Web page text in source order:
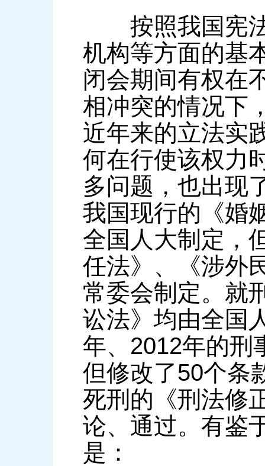
按照我国宪法
机构等方面的基
闭会期间有权在
相冲突的情况下
近年来的立法实
何在行使该权力
多问题，也出现
我国现行的《婚
全国人大制定，
任法》、《涉外
常委会制定。就
讼法》均由全国
年、2012年的刑
但修改了50个条
死刑的《刑法修
论、通过。有鉴
是：